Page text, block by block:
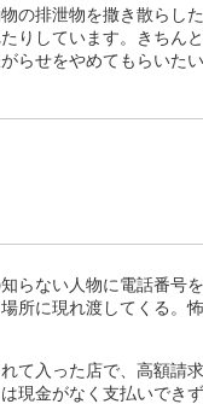
の排泄物を撒き散らし
りしています。きちん
らせをやめてもらいたい
らない人物に電話番号
所に現れ渡してくる。
て入った店で、高額請求
現金がなく支払いでき